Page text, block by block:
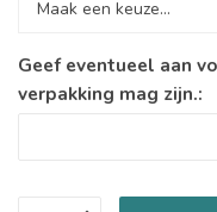
Geef eventueel aan
verpakking mag zijn.: